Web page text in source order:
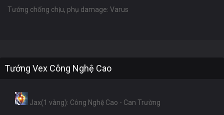
Tướng chống chịu, phụ damage: Varus
Tướng Vex Công Nghệ Cao
Jax(1 vàng): Công Nghệ Cao - Can Trường